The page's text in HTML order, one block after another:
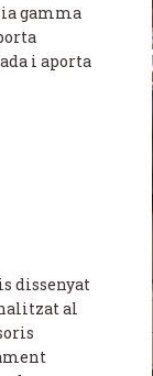
gamma
i aporta
dissenyat
al